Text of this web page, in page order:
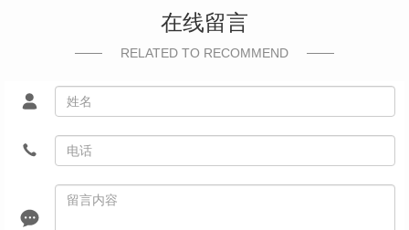
在线留言
RELATED TO RECOMMEND